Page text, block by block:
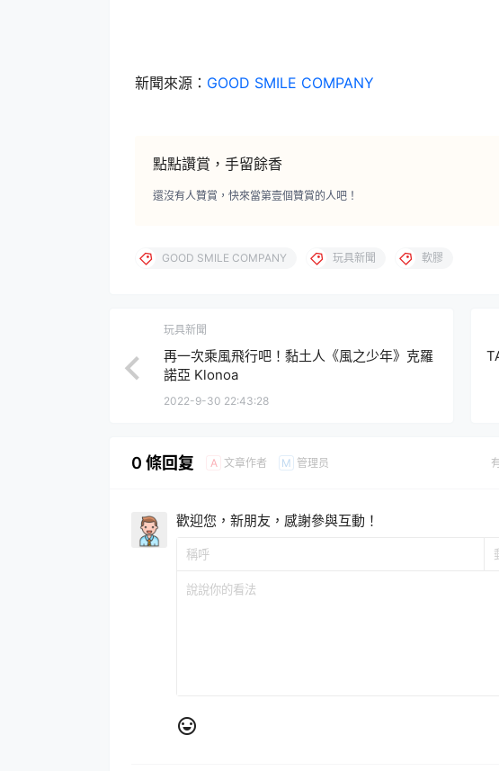
新聞來源： GOOD SMILE COMPANY
點點讚賞，手留餘香
還沒有人贊賞，快來當第壹個贊賞的人吧！
GOOD SMILE COMPANY 玩具新聞 軟膠
玩具新聞
再一次乘風飛行吧！黏土人《風之少年》克羅
諾亞 Klonoa
2022-9-30 22:43:28
0 條回复 A 文章作者 M 管理员
歡迎您，新朋友，感謝參與互動！